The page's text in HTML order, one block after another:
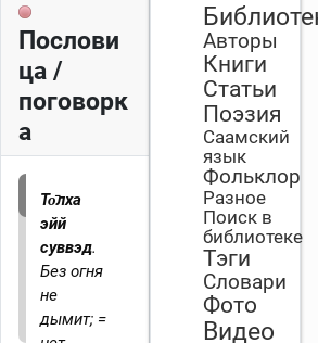
Послови
ца /
поговорк
а
То̄лха
эйй
суввэд.
Без огня
не
дымит; =
Авторы
Книги
Статьи
Поэзия
Саамский
язык
Фольклор
Разное
Поиск в
библиотеке
Тэги
Словари
Фото
Видео